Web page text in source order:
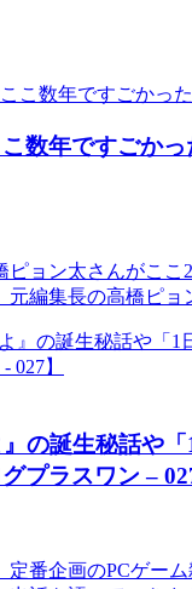
こ数年ですご
ョン太さんがこ
編集長の高橋ピョ
』の誕生秘話や
プラスワン –
番企画のPCゲー